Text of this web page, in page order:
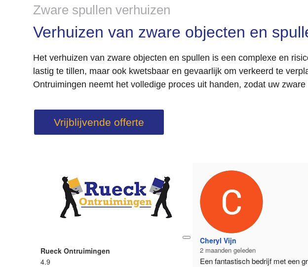
Zware spullen verhuizen
Verhuizen van zware objecten en
Het verhuizen van zware objecten en spullen is een complexe en
lastig te tillen, maar ook kwetsbaar en gevaarlijk om verkeerd te
Ontruimingen neemt het volledige proces uit handen, zodat uw
Vrijblijvende offerte
Rueck Ontruimingen
4.9
Cheryl Vijn
2 maanden geleden
Een fantastisch bedrijf met een